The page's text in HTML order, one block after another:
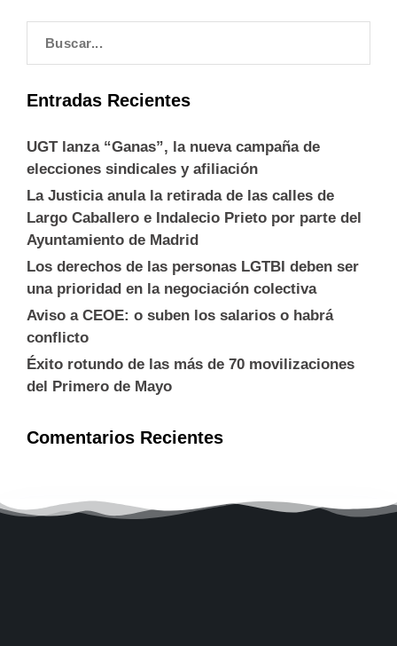
Entradas Recientes
UGT lanza “Ganas”, la nueva campaña de
elecciones sindicales y afiliación
La Justicia anula la retirada de las calles de
Largo Caballero e Indalecio Prieto por parte del
Ayuntamiento de Madrid
Los derechos de las personas LGTBI deben ser
una prioridad en la negociación colectiva
Aviso a CEOE: o suben los salarios o habrá
conflicto
Éxito rotundo de las más de 70 movilizaciones
del Primero de Mayo
Comentarios Recientes